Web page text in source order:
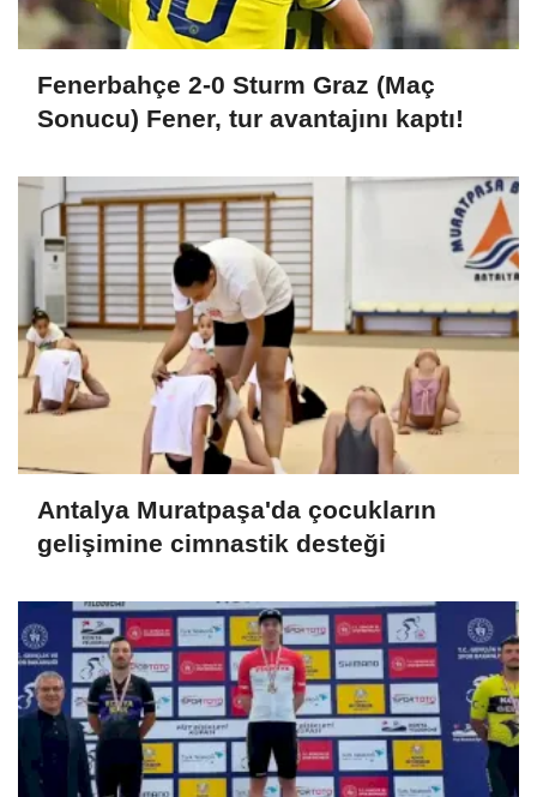
Fenerbahçe 2-0 Sturm Graz (Maç
Sonucu) Fener, tur avantajını kaptı!
Antalya Muratpaşa'da çocukların
gelişimine cimnastik desteği